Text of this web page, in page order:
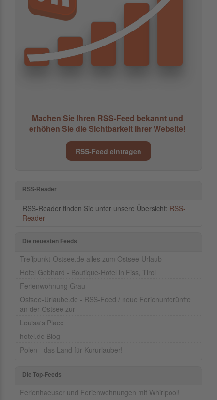
Machen Sie Ihren RSS-Feed bekannt und
erhöhen Sie die Sichtbarkeit Ihrer Website!
RSS-Feed eintragen
RSS-Reader
RSS-Reader finden Sie unter unsere Übersicht: RSS-
Reader
Die neuesten Feeds
Treffpunkt-Ostsee.de alles zum Ostsee-Urlaub
Hotel Gebhard - Boutique-Hotel in Fiss, Tirol
Ferienwohnung Grau
Ostsee-Urlaube.de - RSS-Feed / neue Ferienunterünfte
an der Ostsee zur
Louisa's Place
hotel.de Blog
Polen - das Land für Kururlauber!
Die Top-Feeds
Ferienhaeuser und Ferienwohnungen mit Whirlpool!